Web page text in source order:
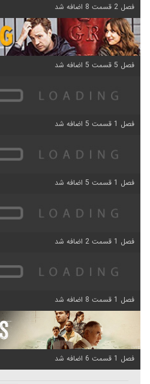
فصل 2 قسمت 8 اضافه شد
فصل 5 قسمت 5 اضافه شد
فصل 1 قسمت 5 اضافه شد
فصل 1 قسمت 5 اضافه شد
فصل 1 قسمت 2 اضافه شد
فصل 1 قسمت 8 اضافه شد
فصل 1 قسمت 6 اضافه شد